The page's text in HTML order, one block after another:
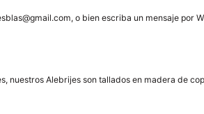
o bien escriba un mensaje por
Alebrijes son tallados en madera de